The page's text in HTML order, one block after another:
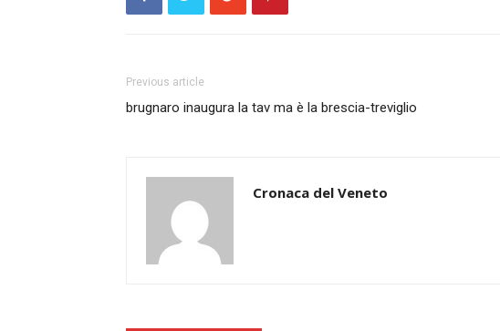
Previous article
brugnaro inaugura la tav ma è la brescia-treviglio
Cronaca del Veneto